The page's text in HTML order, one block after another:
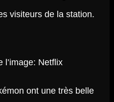
visiteurs de la station.
l’image: Netflix
ont une très belle